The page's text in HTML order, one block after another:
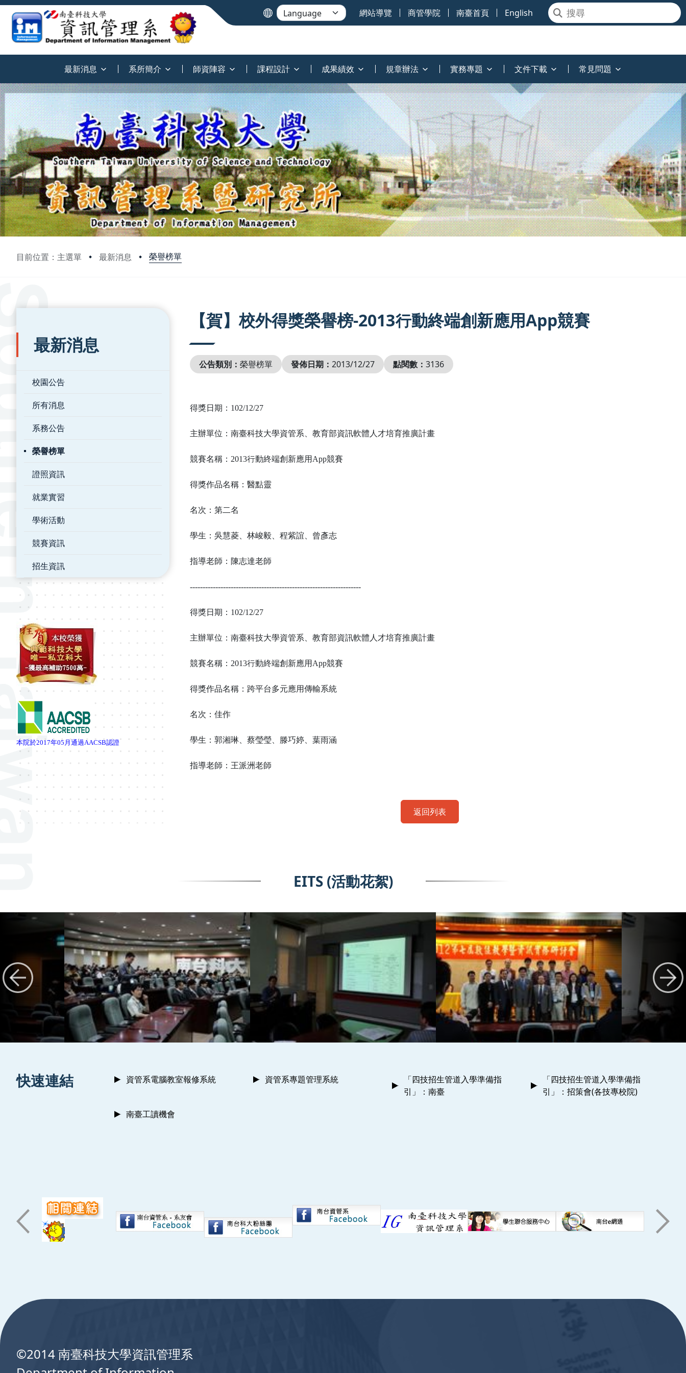
網站導覽 商管學院 南臺首頁 English
最新消息 系所簡介 師資陣容 課程設計 成果績效 規章辦法 實務專題 文件下載 常見問題
目前位置：主選單 最新消息 榮譽榜單
:::
最新消息
校園公告
所有消息
系務公告
榮譽榜單
證照資訊
就業實習
學術活動
競賽資訊
招生資訊
本院於2017年05 月通過AACSB認證
【賀】校外得獎榮譽榜-2013行動終端創新應用App競賽
公告類別： 榮譽榜單 發佈日期： 2013/12/27 點閱數： 3136
得獎日期： 102/12/27
主辦單位：南臺科技大學資管系 、教育部資訊軟體人才培育推廣計畫
競賽名稱： 2013行動終端創新應用 App競賽
得獎作品名稱： 醫點靈
名次： 第二名
學生：吳慧菱、林峻毅、程紫誼、曾彥志
指導老師： 陳志達老師
-------------------------------------------------------------------
得獎日期： 102/12/27
主辦單位：南臺科技大學資管系 、教育部資訊軟體人才培育推廣計畫
競賽名稱： 2013行動終端創新應用 App競賽
得獎作品名稱： 跨平台多元應用傳輸系統
名次：佳作
學生： 郭湘琳、蔡瑩瑩、滕巧婷、葉雨涵
指導老師： 王派洲老師
返回列表
EITS (活動花絮)
快速連結 資管系電腦教室報修系統 資管系專題管理系統
「四技招生管道入學準備指
引」：南臺
「四技招生管道入學準備指
引」：招策會(各技專校院)
南臺工讀機會
©2014 南臺科技大學資訊管理系